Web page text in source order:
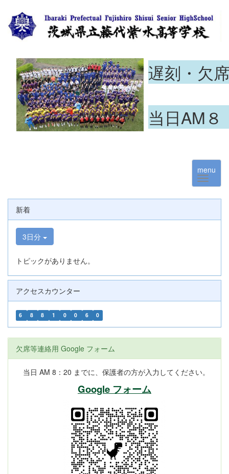
遅刻・欠
当日AM
menu
新着
3日分
トピックがありません。
アクセスカウンター
6 8 8 1 0 0 6 0
欠席等連絡用 Google フォーム
当日 AM 8：20 までに、保護者の方が入力してください。
Google フォーム